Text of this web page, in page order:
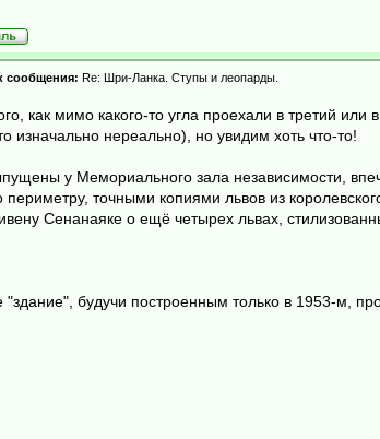
сообщения: Re: Шри-Ланка. Ступы и леопарды.
как мимо какого-то угла проехали в третий
изначально нереально), но увидим хоть что-то!
у Мемориального зала независимости,
периметру, точными копиями львов из
Сенанаяке о ещё четырех львах,
будучи построенным только в 1953-м,